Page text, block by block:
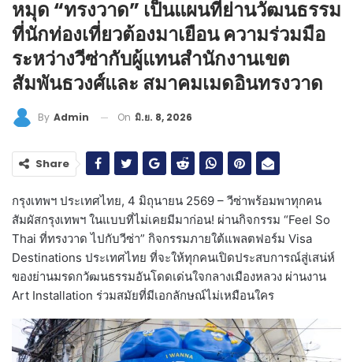
หมุด “ทรงวาด” เป็นแผนที่ย่านวัฒนธรรม
ที่นักท่องเที่ยวต้องมาเยือน ความร่วมมือ
ระหว่างวีซ่ากับผู้แทนสำนักงานเขต
สัมพันธวงศ์และ สมาคมเมดอินทรงวาด
By Admin On มิ.ย. 8, 2026
Share
กรุงเทพฯ ประเทศไทย, 4 มิถุนายน 2569 – วีซ่าพร้อมพาทุกคน
สัมผัสกรุงเทพฯ ในแบบที่ไม่เคยมีมาก่อน! ผ่านกิจกรรม “Feel So
Thai ที่ทรงวาด ไปกับวีซ่า” กิจกรรมภายใต้แพลตฟอร์ม Visa
Destinations ประเทศไทย ที่จะให้ทุกคนเปิดประสบการณ์สู่เสน่ห์
ของย่านมรดกวัฒนธรรมอันโดดเด่นใจกลางเมืองหลวง ผ่านงาน
Art Installation ร่วมสมัยที่มีเอกลักษณ์ไม่เหมือนใคร